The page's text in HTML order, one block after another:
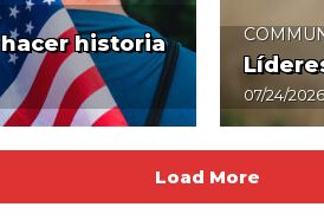
historia
07/24/2026
Load More